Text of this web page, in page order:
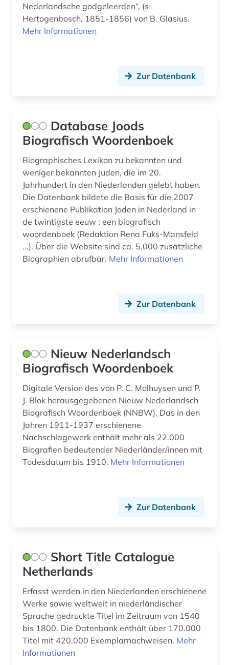
verkehr (1)
veröffentlichung (1)
volkswirtschaftswissenschaft (1)
vorname (1)
wallfahrt (1)
wasserwirtschaft (1)
weltkrieg <1939-1945> (1)
westdeutschland (1)
wiederaufbau (1)
wörterbuch (3)
zeitschriftenaufsatz (1)
zeitung (5)
zweite kammer (1)
zweiter weltkrieg (1)
öffentliche verwaltung (1)
Nederlandsche godgeleerden“, (s-
Hertogenbosch, 1851-1856) von B. Glasius.
Mehr Informationen
Zur Datenbank
Database Joods
Biografisch Woordenboek
Biographisches Lexikon zu bekannten und
weniger bekannten Juden, die im 20.
Jahrhundert in den Niederlanden gelebt haben.
Die Datenbank bildete die Basis für die 2007
erschienene Publikation Joden in Nederland in
de twintigste eeuw : een biografisch
woordenboek (Redaktion Rena Fuks-Mansfeld
...). Über die Website sind ca. 5.000 zusätzliche
Biographien abrufbar. Mehr Informationen
Zur Datenbank
Nieuw Nederlandsch
Biografisch Woordenboek
Digitale Version des von P. C. Molhuysen und P.
J. Blok herausgegebenen Nieuw Nederlandsch
Biografisch Woordenboek (NNBW). Das in den
Jahren 1911-1937 erschienene
Nachschlagewerk enthält mehr als 22.000
Biografien bedeutender Niederländer/innen mit
Todesdatum bis 1910. Mehr Informationen
Zur Datenbank
Short Title Catalogue
Netherlands
Erfasst werden in den Niederlanden erschienene
Werke sowie weltweit in niederländischer
Sprache gedruckte Titel im Zeitraum von 1540
bis 1800. Die Datenbank enthält über 170.000
Titel mit 420.000 Exemplarnachweisen. Mehr
Informationen